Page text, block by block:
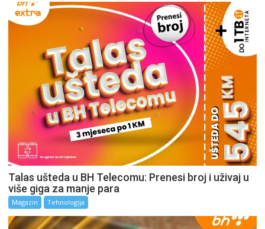
Talas ušteda u BH Telecomu: Prenesi broj i uživaj u
više giga za manje para
Magazin Tehnologija